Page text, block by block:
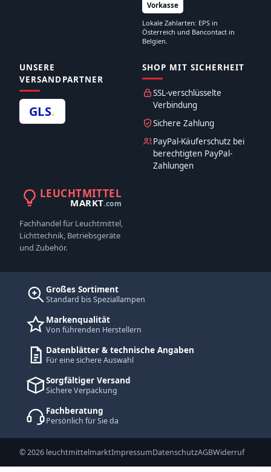
Vorkasse
Lokale Zahlarten: EPS in
Österreich und Bancontact in
Belgien.
UNSERE
VERSANDPARTNER
GLS.
SHOP MIT SICHERHEIT
SSL-verschlüsselte
Verbindung
Sichere Zahlung
PayPal-Käuferschutz bei
berechtigten PayPal-
Zahlungen
LEUCHTMITTEL
MARKT.com
Fachhandel für Leuchtmittel,
Lichttechnik, Betriebsgeräte
und Zubehör.
Großes Sortiment
Standard bis Speziallampen
Markenqualität
Von führenden Herstellern
Datenblätter & technische Angaben
Für eine sichere Auswahl
Sorgfältiger Versand
Sichere Verpackung
Fachberatung
Persönlich für Sie da
© 2026 leuchtmittelmarktImpressumDatenschutzAGBWiderruf